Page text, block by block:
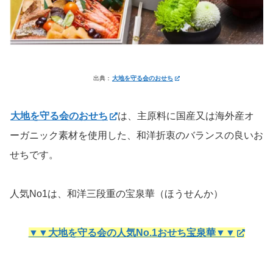
出典： 大地を守る会のおせち
大地を守る会のおせち
は、主原料に国産又は海外産オ
ーガニック素材を使用した、和洋折衷のバランスの良いお
せちです。
人気No1は、和洋三段重の宝泉華（ほうせんか）
▼▼大地を守る会の人気No.1おせち宝泉華▼▼